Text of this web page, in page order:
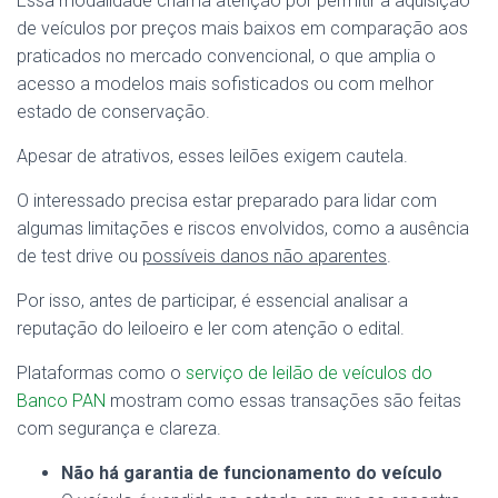
de veículos por preços mais baixos em comparação aos
praticados no mercado convencional, o que amplia o
acesso a modelos mais sofisticados ou com melhor
estado de conservação.
Apesar de atrativos, esses leilões exigem cautela.
O interessado precisa estar preparado para lidar com
algumas limitações e riscos envolvidos, como a ausência
de test drive ou possíveis danos não aparentes.
Por isso, antes de participar, é essencial analisar a
reputação do leiloeiro e ler com atenção o edital.
Plataformas como o serviço de leilão de veículos do
Banco PAN mostram como essas transações são feitas
com segurança e clareza.
Não há garantia de funcionamento do veículo